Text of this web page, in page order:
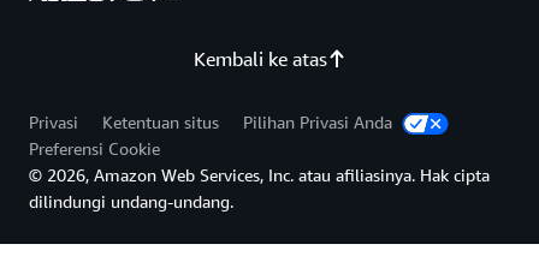
Kembali ke atas
Privasi Ketentuan situs
Pilihan Privasi Anda
Preferensi Cookie
© 2026, Amazon Web Services, Inc. atau afiliasinya. Hak cipta
dilindungi undang-undang.